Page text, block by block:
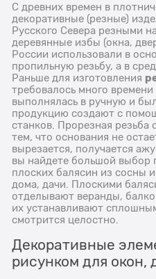
С древних времен в
декоративные (резные)
Русского Севера резными
деревянные избы (окна,
России использовали в
пропильную резьбу, а в
Раньше для изготовления
требовалось много времени
выполнялась в ручную и
продукцию создают с
станков. Прорезная резьба
тем, что основания не
вырезается, получается
вы найдете большой выбор
плоских балясин из сосны
дома, дачи. Плоскими
отделывают веранды,
их устанавливают
смотрится целостно.
Декоративные
рисунком для окон,